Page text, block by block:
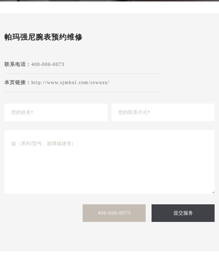
帕玛强尼腕表预约维修
联系电话： 400-006-0073
本页链接： http://www.sjmbxl.com/cswxzx/
400-006-0073 提交服务